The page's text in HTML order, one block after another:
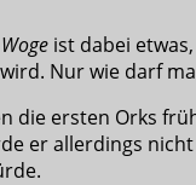
ist dabei
Nur wie darf
die ersten Orks
er allerdings